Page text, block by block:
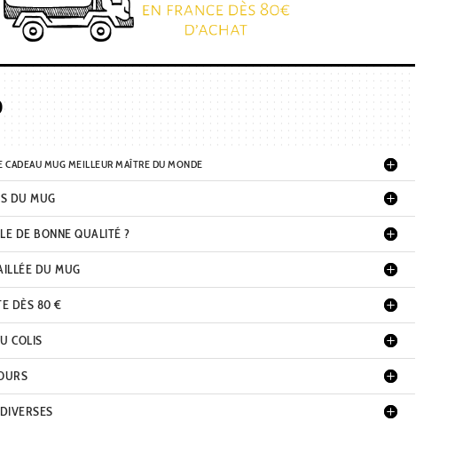
CADEAU MUG MEILLEUR MAÎTRE DU MONDE
DU MUG
DE BONNE QUALITÉ ?
DU MUG
DÈS 80 €
COLIS